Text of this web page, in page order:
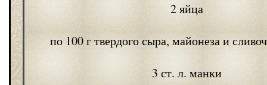
2 яйца
по 100 г твердого сыра, майонеза и
3 ст. л. манки